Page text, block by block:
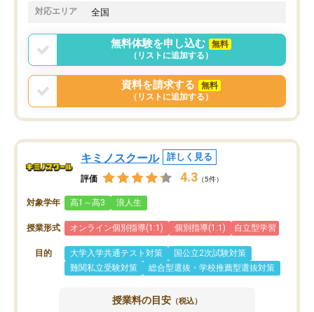
でした。
言う事で講師変更の申し出があり、あ
まりに短期での変更だった為、塾に通
う事にして退会しました。遅れも取り
戻せ、授業内容や講師の方は良かった
と思います。
対応エリア 全国
無料体験を申し込む
無料
（リストに追加する）
資料を請求する
無料
（リストに追加する）
キミノスクール 詳しく見る
評価 4.3 （5件）
対象学年 高1～高3 浪人生
授業形式 オンライン個別指導(1:1) 個別指導(1:1) 自立型学習
目的 大学入学共通テスト対策
国公立2次試験対策
難関私立受験対策
総合型選抜・学校推薦型選抜対策
授業料の目安 （税込）